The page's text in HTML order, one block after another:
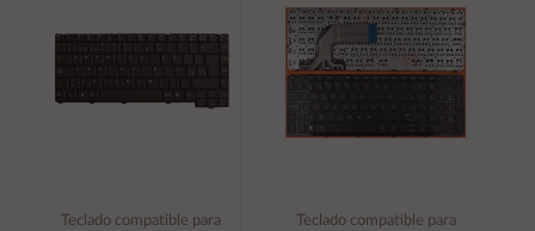
carrito
Teclado compatible para
Teclado compatible para